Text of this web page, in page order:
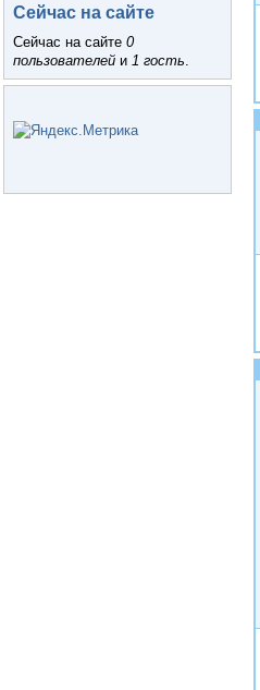
Сейчас на сайте
Сейчас на сайте 0
пользователей и 1 гость.